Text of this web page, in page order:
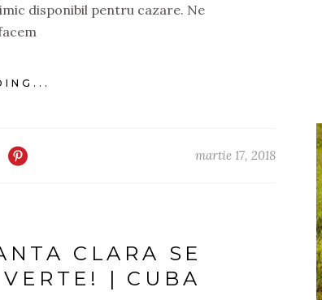
disponibil pentru cazare. Ne
martie 17, 2018
CLARA SE
| CUBA